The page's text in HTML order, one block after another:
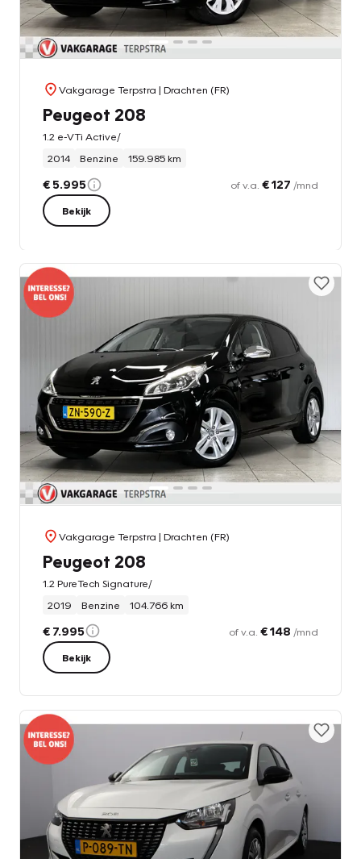
Vakgarage Terpstra | Drachten (FR)
Peugeot 208
1.2 e-VTi Active/
2014
Benzine 159.985 km
€ 5.995 of v.a. € 127 /mnd
Bekijk
Vakgarage Terpstra | Drachten (FR)
Peugeot 208
1.2 PureTech Signature/
2019
Benzine 104.766 km
€ 7.995 of v.a. € 148 /mnd
Bekijk